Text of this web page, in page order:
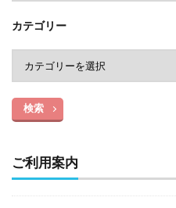
カテゴリー
検索
ご利用案内